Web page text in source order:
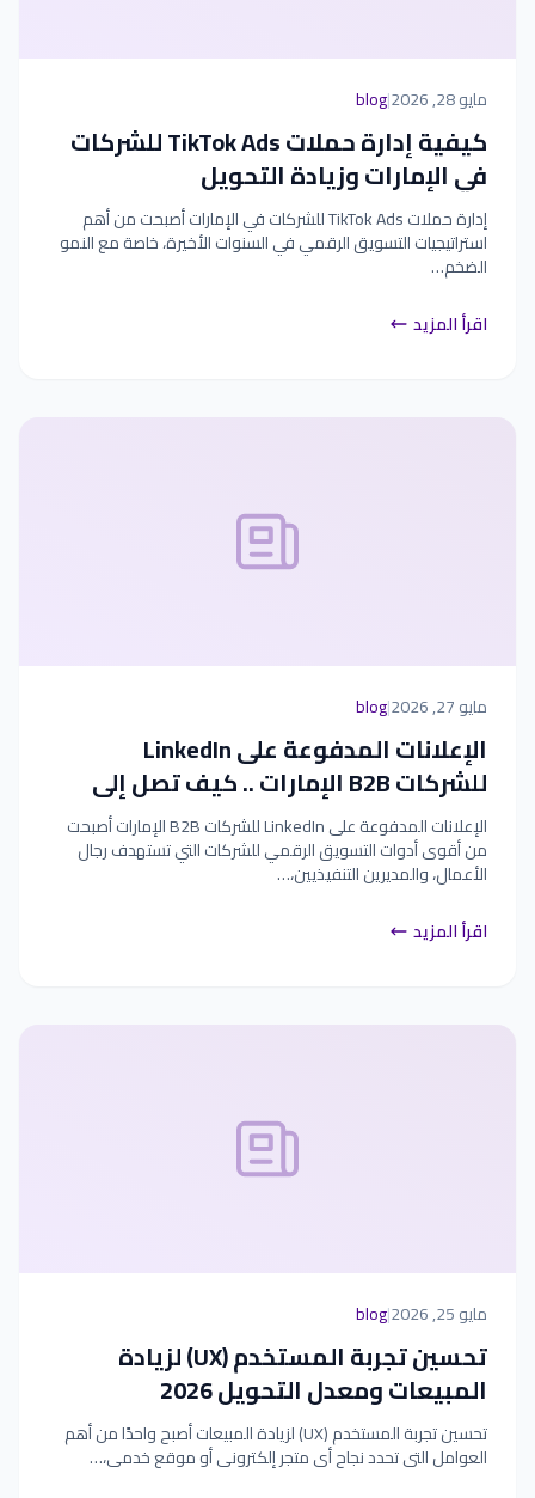
مايو 28, 2026 |
blog
كيفية إدارة حملات TikTok Ads للشركات
في الإمارات وزيادة التحويل
إدارة حملات TikTok Ads للشركات في الإمارات أصبحت من أهم
استراتيجيات التسويق الرقمي في السنوات الأخيرة، خاصة مع النمو
الضخم…
اقرأ المزيد
مايو 27, 2026 |
blog
الإعلانات المدفوعة على LinkedIn
للشركات B2B الإمارات .. كيف تصل إلى
الجمهور المستهدف؟ الإعلانات المدفوعة على LinkedIn للشركات B2B الإمارات أصبحت
من أقوى أدوات التسويق الرقمي للشركات التي تستهدف رجال
الأعمال، والمديرين التنفيذيين،…
اقرأ المزيد
مايو 25, 2026 |
blog
تحسين تجربة المستخدم (UX) لزيادة
المبيعات ومعدل التحويل 2026
تحسين تجربة المستخدم (UX) لزيادة المبيعات أصبح واحدًا من أهم
العوامل التي تحدد نجاح أي متجر إلكتروني أو موقع خدمي،…